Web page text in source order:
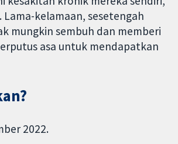
kelamaan, sesetengah
mungkin sembuh dan memberi
asa untuk mendapatkan
2022.